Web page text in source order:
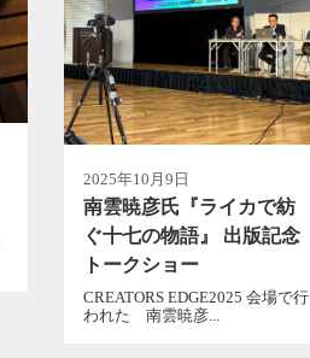
2025年10月9日
南雲暁彦氏『ライカで紡
ぐ十七の物語』 出版記念
トークショー
CREATORS EDGE2025 会場で行
われた 南雲暁彦...